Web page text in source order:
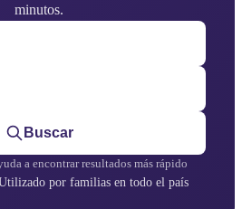
minutos.
Buscar
a encontrar resultados más rápido
por familias en todo el país